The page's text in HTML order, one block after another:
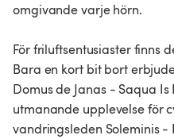
omgivande varje hörn.
För friluftsentusiaster finns
Bara en kort bit bort
Domus de Janas - Saqua
utmanande upplevelse för
vandringsleden Soleminis